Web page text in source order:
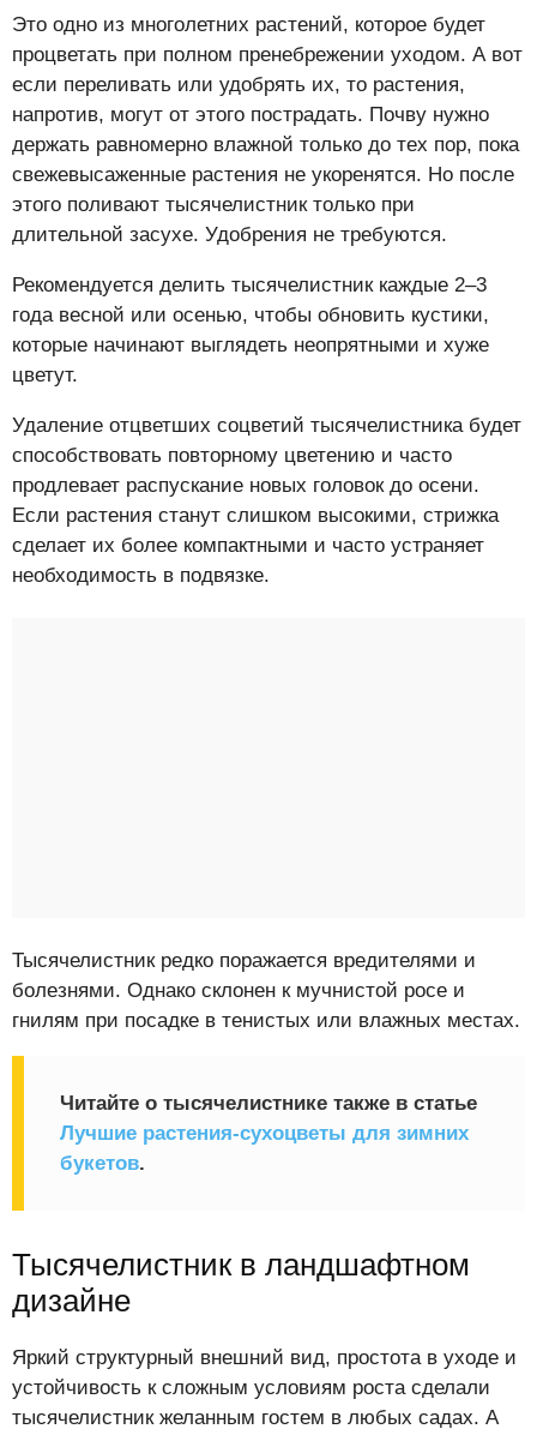
Это одно из многолетних растений, которое будет
процветать при полном пренебрежении уходом. А вот
если переливать или удобрять их, то растения,
напротив, могут от этого пострадать. Почву нужно
держать равномерно влажной только до тех пор, пока
свежевысаженные растения не укоренятся. Но после
этого поливают тысячелистник только при
длительной засухе. Удобрения не требуются.
Рекомендуется делить тысячелистник каждые 2–3
года весной или осенью, чтобы обновить кустики,
которые начинают выглядеть неопрятными и хуже
цветут.
Удаление отцветших соцветий тысячелистника будет
способствовать повторному цветению и часто
продлевает распускание новых головок до осени.
Если растения станут слишком высокими, стрижка
сделает их более компактными и часто устраняет
необходимость в подвязке.
Тысячелистник редко поражается вредителями и
болезнями. Однако склонен к мучнистой росе и
гнилям при посадке в тенистых или влажных местах.
Читайте о тысячелистнике также в статье
Лучшие растения-сухоцветы для зимних
букетов.
Тысячелистник в ландшафтном
дизайне
Яркий структурный внешний вид, простота в уходе и
устойчивость к сложным условиям роста сделали
тысячелистник желанным гостем в любых садах. А